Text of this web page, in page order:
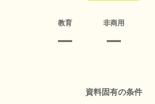
教育 非商用
資料固有の条件